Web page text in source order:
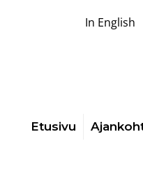
In English
Etusivu